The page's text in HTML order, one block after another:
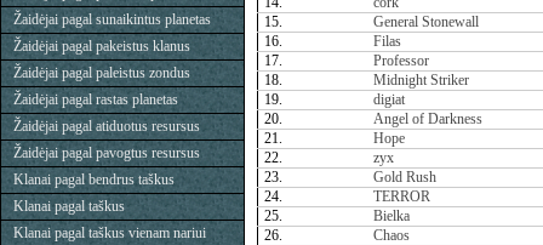
15.
General Stonewall
16.
Filas
17.
Professor
18.
Midnight Striker
19.
digiat
20.
Angel of Darkness
21.
Hope
22.
zyx
23.
Gold Rush
24.
TERROR
25.
Bielka
26.
Chaos
Žaidėjai pagal sunaikintus planetas
Žaidėjai pagal pakeistus klanus
Žaidėjai pagal paleistus zondus
Žaidėjai pagal rastas planetas
Žaidėjai pagal atiduotus resursus
Žaidėjai pagal pavogtus resursus
Klanai pagal bendrus taškus
Klanai pagal taškus
Klanai pagal taškus vienam nariui